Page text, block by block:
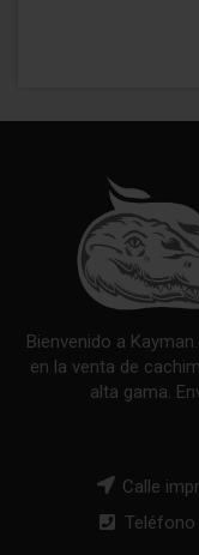
Bienvenido a
en la venta de
alta gama.
Calle
Teléfono